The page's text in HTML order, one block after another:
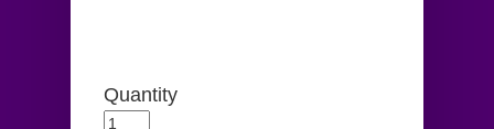
Quantity